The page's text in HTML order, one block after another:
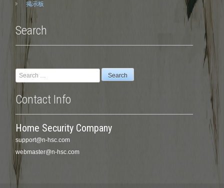
掲示板
Search
Search
for:
Contact Info
Home Security Company
support@n-hsc.com
webmaster@n-hsc.com